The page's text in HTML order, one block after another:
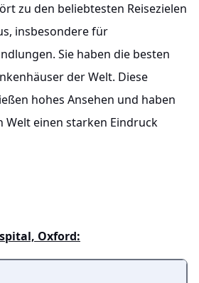
zu den beliebtesten Reisezielen
insbesondere für
Sie haben die besten
der Welt. Diese
hohes Ansehen und haben
Welt einen starken Eindruck
Oxford: